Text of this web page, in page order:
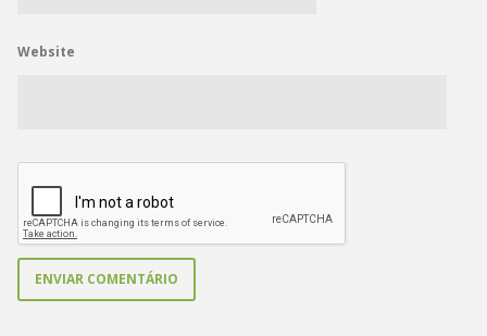
Website